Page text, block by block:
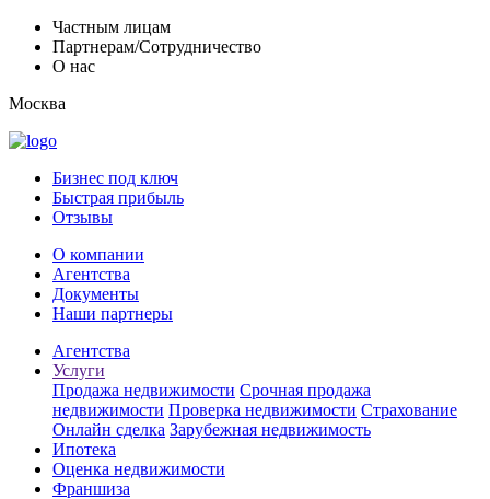
Частным лицам
Партнерам/Сотрудничество
О нас
Москва
Бизнес под ключ
Быстрая прибыль
Отзывы
О компании
Агентства
Документы
Наши партнеры
Агентства
Услуги
Продажа недвижимости Срочная продажа
недвижимости Проверка недвижимости Страхование
Онлайн сделка Зарубежная недвижимость
Ипотека
Оценка недвижимости
Франшиза